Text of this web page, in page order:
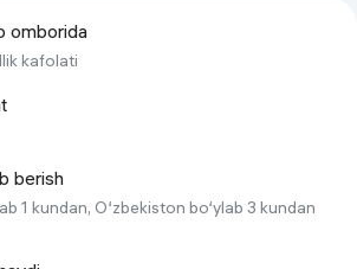
Mediatek Dimensity 7025 Ultra
omborida
kafolati
berish
1 kundan, O‘zbekiston bo‘ylab 3 kundan